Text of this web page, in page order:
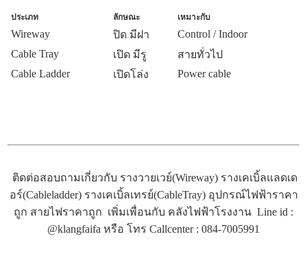
ประเภท ลักษณะ เหมาะกับ
Wireway ปิด มีฝา
Control / Indoor
Cable Tray
เปิด มีรู
สายทั่วไป
Cable Ladder
เปิดโล่ง Power cable
ติดต่อสอบถามเกี่ยวกับ รางวายเวย์(Wireway) รางเคเบิ้ลแลดเด
อร์(Cableladder) รางเคเบิ้ลเทรย์(CableTray) อุปกรณ์ไฟฟ้าราคา
ถูก สายไฟราคาถูก เพิ่มเพื่อนกับ คลังไฟฟ้าโรงงาน Line id :
@klangfaifa หรือ โทร Callcenter : 084-7005991